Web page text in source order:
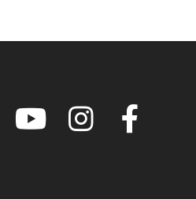
LinkedIn YouTube Instagram